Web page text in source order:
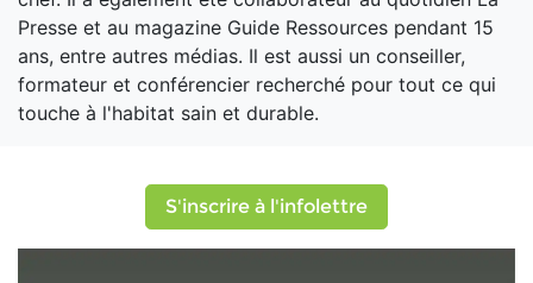
Presse et au magazine Guide Ressources pendant 15
ans, entre autres médias. Il est aussi un conseiller,
formateur et conférencier recherché pour tout ce qui
touche à l'habitat sain et durable.
S'inscrire à l'infolettre